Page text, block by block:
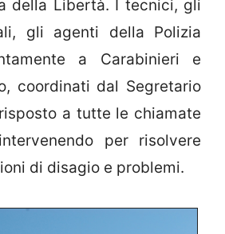
della Libertà. I tecnici, gli
gli agenti della Polizia
a Carabinieri e
coordinati dal Segretario
a tutte le chiamate
per risolvere
di disagio e problemi.